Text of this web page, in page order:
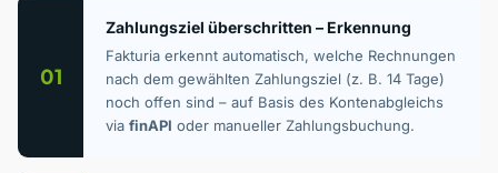
01
Zahlungsziel überschritten – Erkennung
Fakturia erkennt automatisch, welche Rechnungen
nach dem gewählten Zahlungsziel (z. B. 14 Tage)
noch offen sind – auf Basis des Kontenabgleichs
via finAPI oder manueller Zahlungsbuchung.